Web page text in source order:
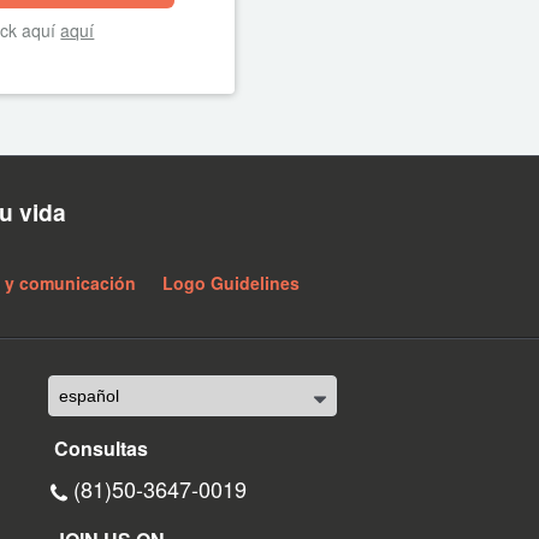
aquíaquí
vida
y comunicación Logo Guidelines
Consultas
(81)50-3647-0019